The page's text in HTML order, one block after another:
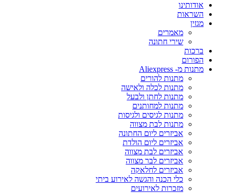
אודותינו
השראות
מגזין
מאמרים
שירי חתונה
ברכות
הפורום
מתנות מ- Aliexpress
מתנות להורים
מתנות לכלה ולאישה
מתנות לחתן ולבעל
מתנות למחותנים
מתנות לגיסים ולגיסות
מתנות לבת מצווה
אביזרים ליום החתונה
אביזרים ליום הולדת
אביזרים לבת מצווה
אביזרים לבר מצווה
אביזרים לחלאקה
כלי הכנה והגשה לאירוע ביתי
מזכרות לאירועים